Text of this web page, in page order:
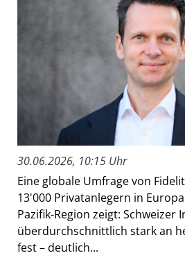
30.06.2026, 10:15 Uhr
Eine globale Umfrage von
13'000 Privatanlegern in
Pazifik-Region zeigt: Schweizer
überdurchschnittlich stark an
fest – deutlich...